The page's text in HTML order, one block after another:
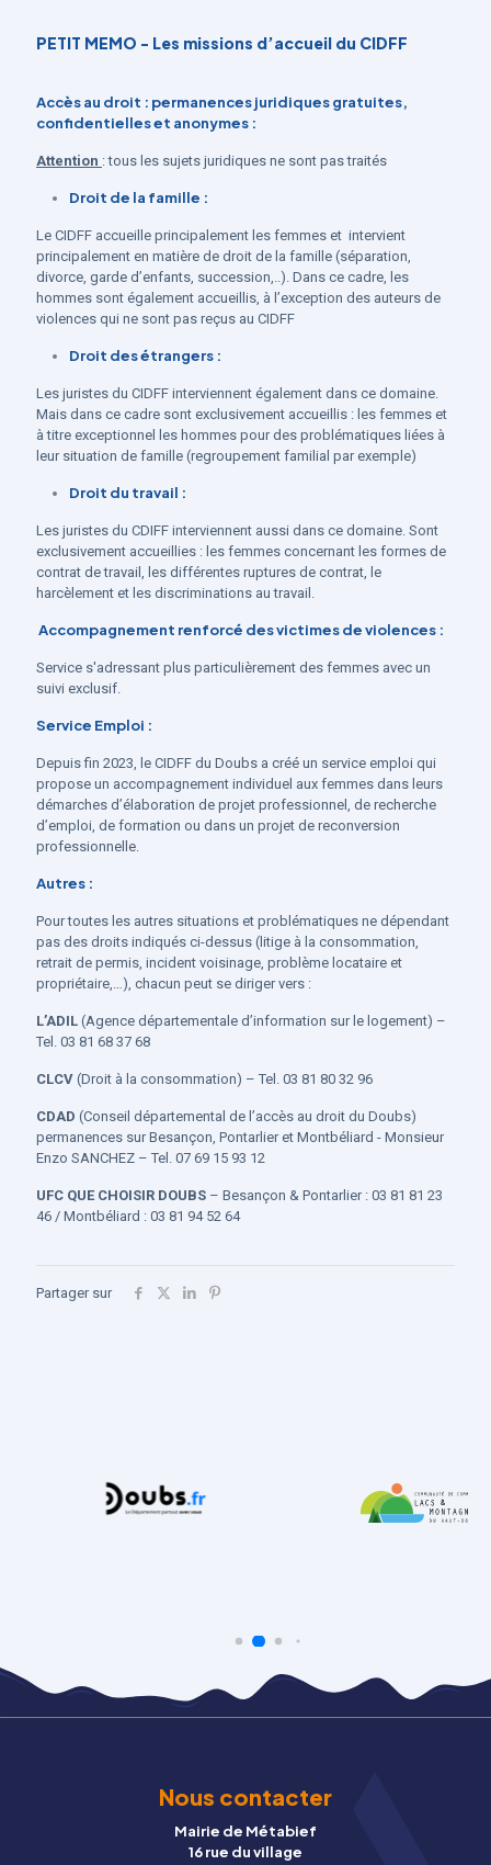
PETIT MEMO - Les missions d’accueil du CIDFF
Accès au droit : permanences juridiques gratuites,
confidentielles et anonymes :
Attention : tous les sujets juridiques ne sont pas traités
Droit de la famille :
Le CIDFF accueille principalement les femmes et intervient
principalement en matière de droit de la famille (séparation,
divorce, garde d’enfants, succession,..). Dans ce cadre, les
hommes sont également accueillis, à l’exception des auteurs de
violences qui ne sont pas reçus au CIDFF
Droit des étrangers :
Les juristes du CIDFF interviennent également dans ce domaine.
Mais dans ce cadre sont exclusivement accueillis : les femmes et
à titre exceptionnel les hommes pour des problématiques liées à
leur situation de famille (regroupement familial par exemple)
Droit du travail :
Les juristes du CDIFF interviennent aussi dans ce domaine. Sont
exclusivement accueillies : les femmes concernant les formes de
contrat de travail, les différentes ruptures de contrat, le
harcèlement et les discriminations au travail.
Accompagnement renforcé des victimes de violences :
Service s'adressant plus particulièrement des femmes avec un
suivi exclusif.
Service Emploi :
Depuis fin 2023, le CIDFF du Doubs a créé un service emploi qui
propose un accompagnement individuel aux femmes dans leurs
démarches d’élaboration de projet professionnel, de recherche
d’emploi, de formation ou dans un projet de reconversion
professionnelle.
Autres :
Pour toutes les autres situations et problématiques ne dépendant
pas des droits indiqués ci-dessus (litige à la consommation,
retrait de permis, incident voisinage, problème locataire et
propriétaire,…), chacun peut se diriger vers :
L’ADIL (Agence départementale d’information sur le logement) –
Tel. 03 81 68 37 68
CLCV (Droit à la consommation) – Tel. 03 81 80 32 96
CDAD (Conseil départemental de l’accès au droit du Doubs)
permanences sur Besançon, Pontarlier et Montbéliard - Monsieur
Enzo SANCHEZ – Tel. 07 69 15 93 12
UFC QUE CHOISIR DOUBS – Besançon & Pontarlier : 03 81 81 23
46 / Montbéliard : 03 81 94 52 64
Partager sur
Nous contacter
Mairie de Métabief
16 rue du village